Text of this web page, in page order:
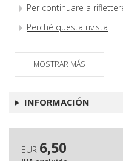
Per continuare a
Perché questa rivista
MOSTRAR MÁS
INFORMACIÓN
EUR 6,50